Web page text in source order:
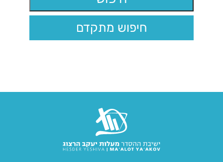
חיפוש מתקדם